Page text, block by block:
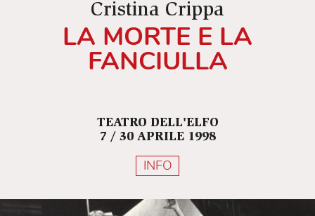
Cristina Crippa
LA MORTE E LA
FANCIULLA
TEATRO DELL'ELFO
7 / 30 APRILE 1998
INFO